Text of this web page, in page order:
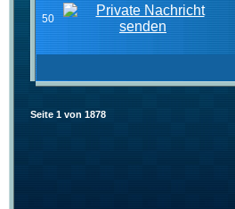
50
Seite 1 von 1878